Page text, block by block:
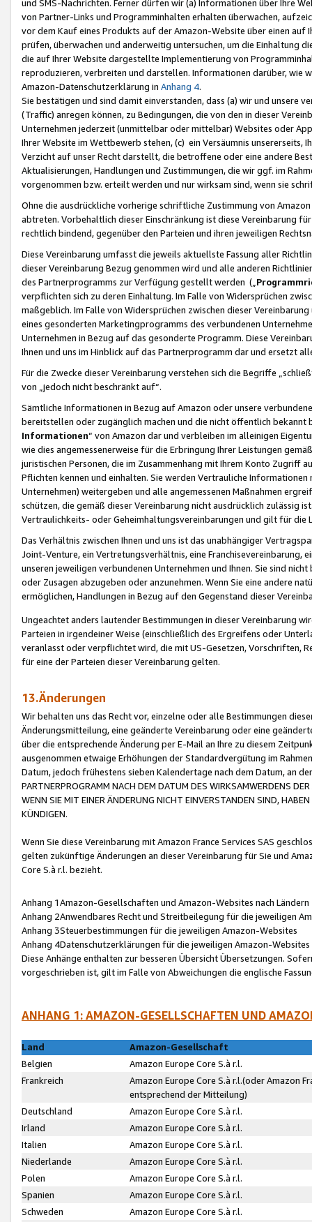
und SMS-Nachrichten. Ferner dürfen wir (a) Informationen über Ihre
von Partner-Links und Programminhalten erhalten überwachen,
vor dem Kauf eines Produkts auf der Amazon-Website über einen
prüfen, überwachen und anderweitig untersuchen, um die Einhaltung
die auf Ihrer Website dargestellte Implementierung von
reproduzieren, verbreiten und darstellen. Informationen darüber, wie
Amazon-Datenschutzerklärung in Anhang 4.
Sie bestätigen und sind damit einverstanden, dass (a) wir und
(Traffic) anregen können, zu Bedingungen, die von den in dieser
Unternehmen jederzeit (unmittelbar oder mittelbar) Websites oder
Ihrer Website im Wettbewerb stehen, (c) ein Versäumnis unsererseits,
Verzicht auf unser Recht darstellt, die betroffene oder eine andere
Aktualisierungen, Handlungen und Zustimmungen, die wir ggf. im
vorgenommen bzw. erteilt werden und nur wirksam sind, wenn sie
Ohne die ausdrückliche vorherige schriftliche Zustimmung von
abtreten. Vorbehaltlich dieser Einschränkung ist diese Vereinbarung
rechtlich bindend, gegenüber den Parteien und ihren jeweiligen
Diese Vereinbarung umfasst die jeweils aktuellste Fassung aller
dieser Vereinbarung Bezug genommen wird und alle anderen
des Partnerprogramms zur Verfügung gestellt werden („
verpflichten sich zu deren Einhaltung. Im Falle von Widersprüchen
maßgeblich. Im Falle von Widersprüchen zwischen dieser
eines gesonderten Marketingprogramms des verbundenen
Unternehmen in Bezug auf das gesonderte Programm. Diese
Ihnen und uns im Hinblick auf das Partnerprogramm dar und ersetzt
Für die Zwecke dieser Vereinbarung verstehen sich die Begriffe
von „jedoch nicht beschränkt auf“.
Sämtliche Informationen in Bezug auf Amazon oder unsere
bereitstellen oder zugänglich machen und die nicht öffentlich
Informationen“ von Amazon dar und verbleiben im alleinigen
wie dies angemessenerweise für die Erbringung Ihrer Leistungen
juristischen Personen, die im Zusammenhang mit Ihrem Konto
Pflichten kennen und einhalten. Sie werden Vertrauliche
Unternehmen) weitergeben und alle angemessenen Maßnahmen
schützen, die gemäß dieser Vereinbarung nicht ausdrücklich zulässig
Vertraulichkeits- oder Geheimhaltungsvereinbarungen und gilt für die
Das Verhältnis zwischen Ihnen und uns ist das unabhängiger
Joint-Venture, ein Vertretungsverhältnis, eine Franchisevereinbarung,
unseren jeweiligen verbundenen Unternehmen und Ihnen. Sie sind
oder Zusagen abzugeben oder anzunehmen. Wenn Sie eine andere
ermöglichen, Handlungen in Bezug auf den Gegenstand dieser
Ungeachtet anders lautender Bestimmungen in dieser Vereinbarung
Parteien in irgendeiner Weise (einschließlich des Ergreifens oder
veranlasst oder verpflichtet wird, die mit US-Gesetzen, Vorschriften,
für eine der Parteien dieser Vereinbarung gelten.
13.Änderungen
Wir behalten uns das Recht vor, einzelne oder alle Bestimmungen
Änderungsmitteilung, eine geänderte Vereinbarung oder eine
über die entsprechende Änderung per E-Mail an Ihre zu diesem
ausgenommen etwaige Erhöhungen der Standardvergütung im
Datum, jedoch frühestens sieben Kalendertage nach dem Datum, an
PARTNERPROGRAMM NACH DEM DATUM DES WIRKSAMWERDENS
WENN SIE MIT EINER ÄNDERUNG NICHT EINVERSTANDEN SIND,
KÜNDIGEN.
Wenn Sie diese Vereinbarung mit Amazon France Services SAS
gelten zukünftige Änderungen an dieser Vereinbarung für Sie und
Core S.à r.l. bezieht.
Anhang 1Amazon-Gesellschaften und Amazon-Websites nach Ländern
Anhang 2Anwendbares Recht und Streitbeilegung für die jeweiligen
Anhang 3Steuerbestimmungen für die jeweiligen Amazon-Websites
Anhang 4Datenschutzerklärungen für die jeweiligen Amazon-Websites
Diese Anhänge enthalten zur besseren Übersicht Übersetzungen.
vorgeschrieben ist, gilt im Falle von Abweichungen die englische
ANHANG 1: AMAZON-GESELLSCHAFTEN UND
Land
Amazon-Gesellschaft
Belgien
Amazon Europe Core S.à r.l.
Frankreich
Amazon Europe Core S.à r.l.(oder Amazon
entsprechend der Mitteilung)
Deutschland
Amazon Europe Core S.à r.l.
Irland
Amazon Europe Core S.à r.l.
Italien
Amazon Europe Core S.à r.l.
Niederlande
Amazon Europe Core S.à r.l.
Polen
Amazon Europe Core S.à r.l.
Spanien
Amazon Europe Core S.à r.l.
Schweden
Amazon Europe Core S.à r.l.